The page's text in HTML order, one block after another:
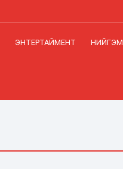
ЭНТЕРТАЙМЕНТ НИЙГЭМ